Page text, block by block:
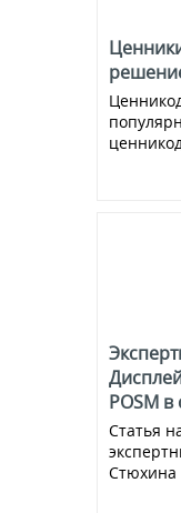
POSM в
Статья
Стюхина